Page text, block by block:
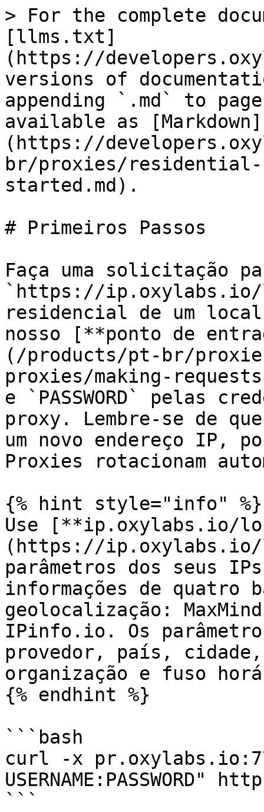
> For the complete
[llms.txt]
(https://
versions of
appending `.md` to
available as [Markdown]
(https://
br/proxies/
started.md).
# Primeiros Passos
Faça uma solicitação
`https://ip.oxylabs.io/
residencial de um
nosso [**ponto de
(/products/pt-br/
proxies/making-
e `PASSWORD` pelas
proxy. Lembre-se de
um novo endereço IP,
Proxies rotacionam
{% hint style="info" %}
Use [**ip.oxylabs.io/
(https://
parâmetros dos seus
informações de quatro
geolocalização:
IPinfo.io. Os
provedor, país, cidade,
organização e fuso
{% endhint %}
```bash
curl -x
```